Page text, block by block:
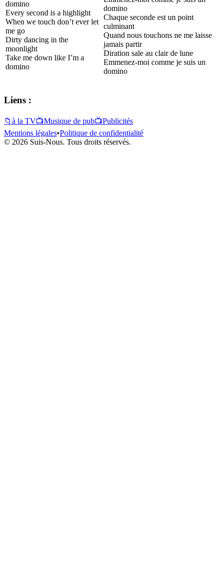
domino
Every second is a highlight
When we touch don’t ever let
me go
Dirty dancing in the
moonlight
Take me down like I’m a
domino
domino
Chaque seconde est un point
culminant
Quand nous touchons ne me laisse
jamais partir
Diration sale au clair de lune
Emmenez-moi comme je suis un
domino
Liens :
📁 à la TV📺Musique de pub📺Publicités
Mentions légales•Politique de confidentialité
© 2026 Suis-Nous. Tous droits réservés.